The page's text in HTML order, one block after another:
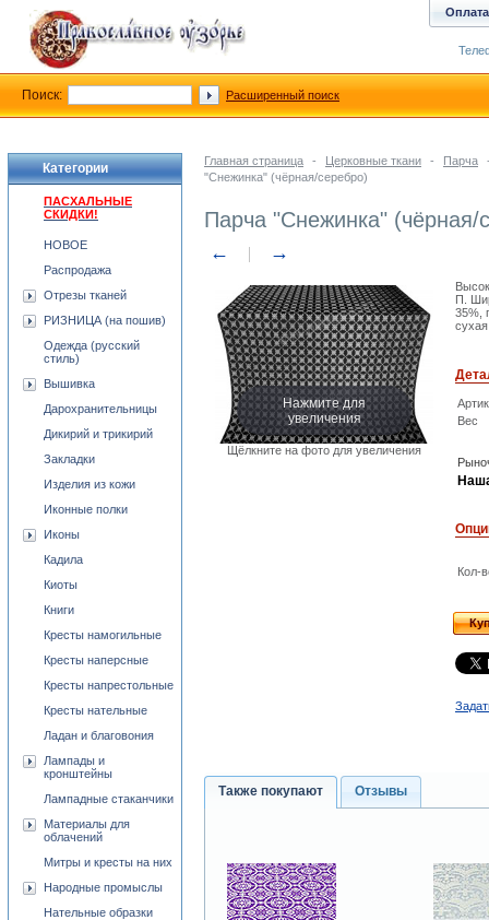
Главная страница - Церковные ткани - Парча
"Снежинка" (чёрная/серебро)
Парча "Снежинка" (чёрная/
← →
Нажмите для
увеличения
Щёлкните на фото для увеличения
П.
35%,
Вес
Кол-
Также покупают Отзывы
Категории
ПАСХАЛЬНЫЕ
СКИДКИ!
НОВОЕ
Распродажа
Отрезы тканей
РИЗНИЦА (на пошив)
Одежда (русский
стиль)
Вышивка
Дарохранительницы
Дикирий и трикирий
Закладки
Изделия из кожи
Иконные полки
Иконы
Кадила
Киоты
Книги
Кресты намогильные
Кресты наперсные
Кресты напрестольные
Кресты нательные
Ладан и благовония
Лампады и
кронштейны
Лампадные стаканчики
Материалы для
облачений
Митры и кресты на них
Народные промыслы
Нательные образки
Оплата
Поиск: Расширенный поиск